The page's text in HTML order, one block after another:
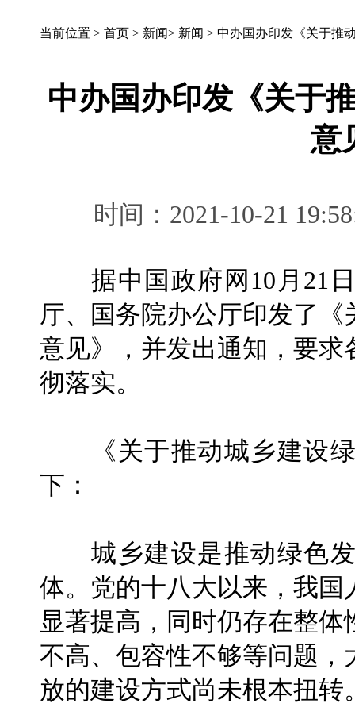
当前位置 > 首页 > 新闻> 新闻 > 中办国办印发《关于推
中办国办印发《关于
意
时间：2021-10-21
据中国政府网10月21日
厅、国务院办公厅印发了
意见》，并发出通知，要
彻落实。
《关于推动城乡建设绿
下：
城乡建设是推动绿色发
体。党的十八大以来，我
显著提高，同时仍存在整
不高、包容性不够等问题
放的建设方式尚未根本扭